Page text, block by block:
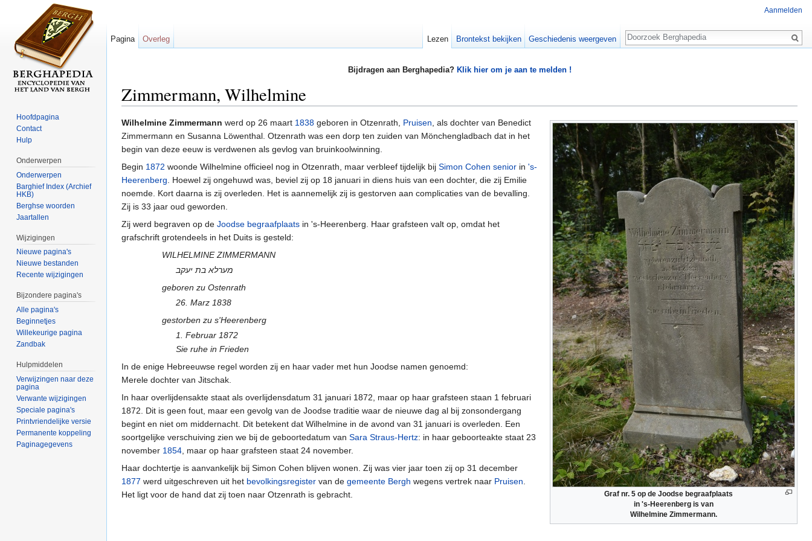
Bijdragen aan Berghapedia? Klik hier om je aan te melden !
Zimmermann, Wilhelmine
Graf nr. 5 op de Joodse begraafplaats
in 's-Heerenberg is van
Wilhelmine Zimmermann.
Wilhelmine Zimmermann werd op 26 maart 1838 geboren in Otzenrath, Pruisen, als dochter van Benedict
Zimmermann en Susanna Löwenthal. Otzenrath was een dorp ten zuiden van Mönchengladbach dat in het
begin van deze eeuw is verdwenen als gevlog van bruinkoolwinning.
Begin 1872 woonde Wilhelmine officieel nog in Otzenrath, maar verbleef tijdelijk bij Simon Cohen senior in 's-
Heerenberg. Hoewel zij ongehuwd was, beviel zij op 18 januari in diens huis van een dochter, die zij Emilie
noemde. Kort daarna is zij overleden. Het is aannemelijk zij is gestorven aan complicaties van de bevalling.
Zij is 33 jaar oud geworden.
Zij werd begraven op de Joodse begraafplaats in 's-Heerenberg. Haar grafsteen valt op, omdat het
grafschrift grotendeels in het Duits is gesteld:
WILHELMINE ZIMMERMANN
מערלא בת יעקב
geboren zu Ostenrath
26. Marz 1838
gestorben zu s'Heerenberg
1. Februar 1872
Sie ruhe in Frieden
In de enige Hebreeuwse regel worden zij en haar vader met hun Joodse namen genoemd:
Merele dochter van Jitschak.
In haar overlijdensakte staat als overlijdensdatum 31 januari 1872, maar op haar grafsteen staan 1 februari
1872. Dit is geen fout, maar een gevolg van de Joodse traditie waar de nieuwe dag al bij zonsondergang
begint en niet om middernacht. Dit betekent dat Wilhelmine in de avond van 31 januari is overleden. Een
soortgelijke verschuiving zien we bij de geboortedatum van Sara Straus-Hertz: in haar geboorteakte staat 23
november 1854 , maar op haar grafsteen staat 24 november.
Haar dochtertje is aanvankelijk bij Simon Cohen blijven wonen. Zij was vier jaar toen zij op 31 december
1877 werd uitgeschreven uit het bevolkingsregister van de gemeente Bergh wegens vertrek naar Pruisen
Het ligt voor de hand dat zij toen naar Otzenrath is gebracht.
Aanmelden
Pagina Overleg Lezen Brontekst bekijken Geschiedenis weergeven
Zoeken
Hoofdpagina
Contact
Hulp
Onderwerpen
Onderwerpen
Barghief Index (Archief
HKB)
Berghse woorden
Jaartallen
Wijzigingen
Nieuwe pagina's
Nieuwe bestanden
Recente wijzigingen
Bijzondere pagina's
Alle pagina's
Beginnetjes
Willekeurige pagina
Zandbak
Hulpmiddelen
Verwijzingen naar deze
pagina
Verwante wijzigingen
Speciale pagina's
Printvriendelijke versie
Permanente koppeling
Paginagegevens